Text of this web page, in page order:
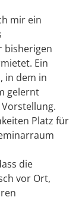
mir ein
bisherigen
Ein
in dem in
gelernt
Platz für
die
vor Ort,